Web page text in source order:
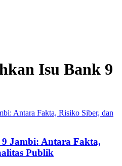
Isu Bank 9
Jambi: Antara Fakta,
Publik